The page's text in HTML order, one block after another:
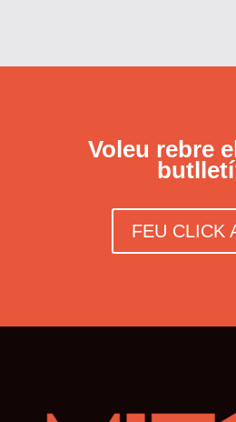
Voleu rebre
FEU CLICK